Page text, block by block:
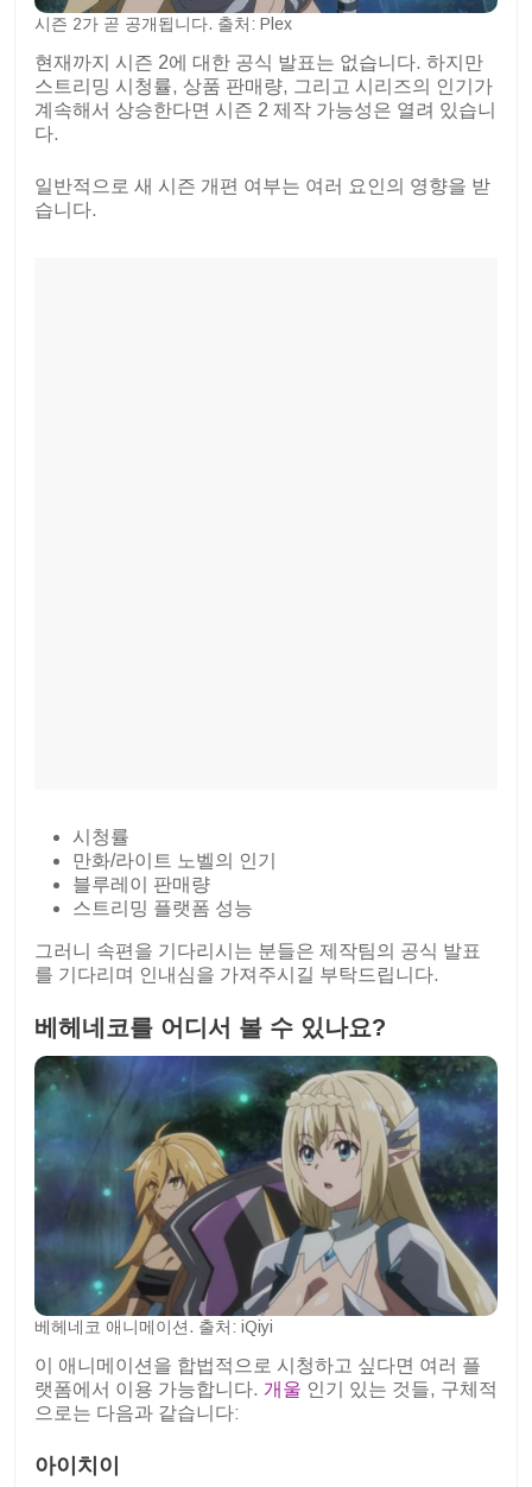
시즌 2가 곧 공개됩니다. 출처: Plex
현재까지 시즌 2에 대한 공식 발표는 없습니다. 하지만
스트리밍 시청률, 상품 판매량, 그리고 시리즈의 인기가
계속해서 상승한다면 시즌 2 제작 가능성은 열려 있습니
다.
일반적으로 새 시즌 개편 여부는 여러 요인의 영향을 받
습니다.
시청률
만화/라이트 노벨의 인기
블루레이 판매량
스트리밍 플랫폼 성능
그러니 속편을 기다리시는 분들은 제작팀의 공식 발표
를 기다리며 인내심을 가져주시길 부탁드립니다.
베헤네코를 어디서 볼 수 있나요?
베헤네코 애니메이션. 출처: iQiyi
이 애니메이션을 합법적으로 시청하고 싶다면 여러 플
랫폼에서 이용 가능합니다. 개울 인기 있는 것들, 구체적
으로는 다음과 같습니다:
아이치이